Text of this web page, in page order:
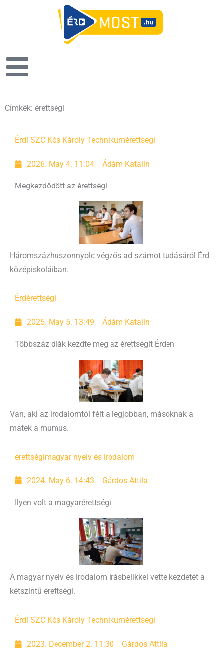
Címkék: érettségi
Érdi SZC Kós Károly Technikumérettségi
2026. May 4. 11:04 Ádám Katalin
Megkezdődött az érettségi
Háromszázhuszonnyolc végzős ad számot tudásáról Érd
középiskoláiban.
Érdérettségi
2025. May 5. 13:49 Ádám Katalin
Többszáz diák kezdte meg az érettségit Érden
Van, aki az irodalomtól félt a legjobban, másoknak a
matek a mumus.
érettségimagyar nyelv és irodalom
2024. May 6. 14:43 Gárdos Attila
Ilyen volt a magyarérettségi
A magyar nyelv és irodalom írásbelikkel vette kezdetét a
kétszintű érettségi.
Érdi SZC Kós Károly Technikumérettségi
2023. December 2. 11:30 Gárdos Attila